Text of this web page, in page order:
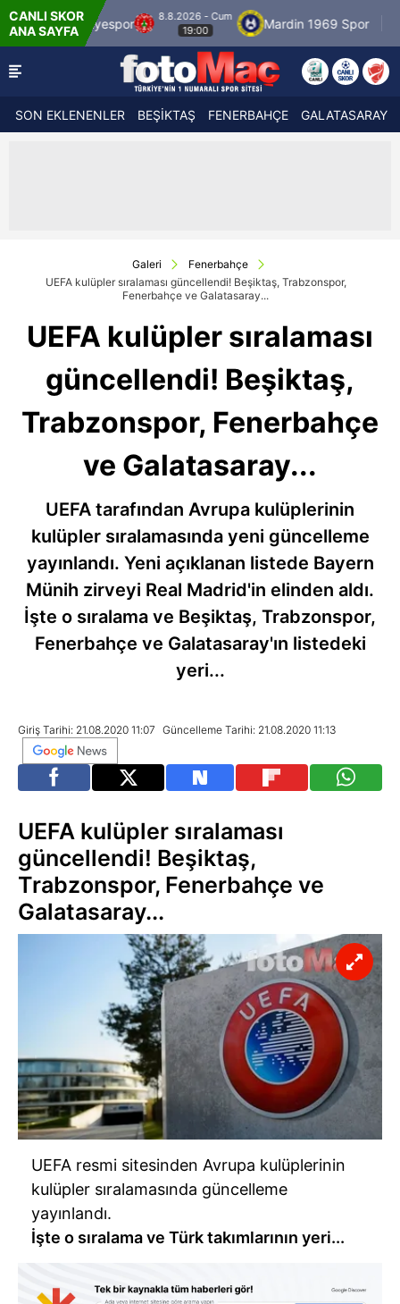
CANLI SKOR
ANA SAYFA
8.8.2026 - Cum
19:00
Mardin 1969 Spor Özbelsan
SON EKLENENLER BEŞİKTAŞ FENERBAHÇE GALATASARAY
Galeri
Fenerbahçe
UEFA kulüpler sıralaması güncellendi! Beşiktaş, Trabzonspor,
Fenerbahçe ve Galatasaray...
UEFA kulüpler sıralaması
güncellendi! Beşiktaş,
Trabzonspor, Fenerbahçe
ve Galatasaray...
UEFA tarafından Avrupa kulüplerinin
kulüpler sıralamasında yeni güncelleme
yayınlandı. Yeni açıklanan listede Bayern
Münih zirveyi Real Madrid'in elinden aldı.
İşte o sıralama ve Beşiktaş, Trabzonspor,
Fenerbahçe ve Galatasaray'ın listedeki
yeri...
Giriş Tarihi: 21.08.2020 11:07 Güncelleme Tarihi: 21.08.2020 11:13
UEFA kulüpler sıralaması
güncellendi! Beşiktaş,
Trabzonspor, Fenerbahçe ve
Galatasaray...
UEFA resmi sitesinden Avrupa kulüplerinin
kulüpler sıralamasında güncelleme
yayınlandı.
İşte o sıralama ve Türk takımlarının yeri...